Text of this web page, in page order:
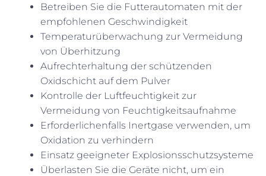
Betreiben Sie die Futterautomaten mit der
empfohlenen Geschwindigkeit
Temperaturüberwachung zur Vermeidung
von Überhitzung
Aufrechterhaltung der schützenden
Oxidschicht auf dem Pulver
Kontrolle der Luftfeuchtigkeit zur
Vermeidung von Feuchtigkeitsaufnahme
Erforderlichenfalls Inertgase verwenden, um
Oxidation zu verhindern
Einsatz geeigneter Explosionsschutzsysteme
Überlasten Sie die Geräte nicht, um ein